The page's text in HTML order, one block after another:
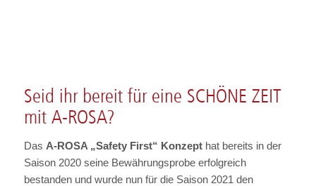
Seid ihr bereit für eine SCHÖNE ZEIT
mit A-ROSA?
Das A-ROSA „Safety First“ Konzepthat bereits in der
Saison 2020 seine Bewährungsprobe erfolgreich
bestanden und wurde nun für die Saison 2021 den